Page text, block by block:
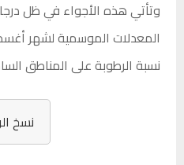
وتأتي هذه الأجواء في ظل
المعدلات الموسمية لشهر
نسبة الرطوبة على المناطق
نسخ